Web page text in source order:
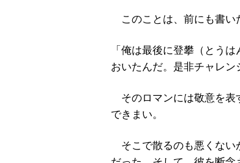
このことは、前にも書い
「俺は最後に登攀（とう
おいたんだ。是非チャレン
そのロマンには敬意を表
できまい。
そこで散るのも悪くない